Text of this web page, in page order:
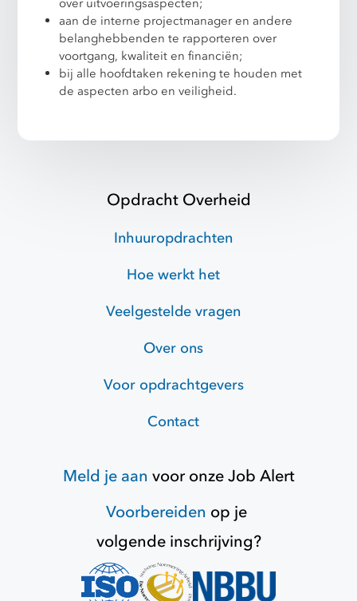
over uitvoeringsaspecten;
aan de interne projectmanager en andere
belanghebbenden te rapporteren over
voortgang, kwaliteit en financiën;
bij alle hoofdtaken rekening te houden met
de aspecten arbo en veiligheid.
Opdracht Overheid
Inhuuropdrachten
Hoe werkt het
Veelgestelde vragen
Over ons
Voor opdrachtgevers
Contact
Meld je aan voor onzeJob Alert
Voorbereiden op je
volgende inschrijving?